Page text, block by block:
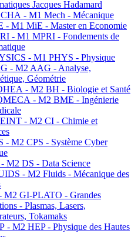
Jacques Hadamard
- M1 Mech - Mécanique
- M1 MiE - Master en Economie
- M1 MPRI - Fondements de
- M1 PHYS - Physique
- M2 AAG - Analyse,
Géométrie
- M2 BH - Biologie et Santé
- M2 BME - Ingénierie
- M2 CI - Chimie et
- M2 CPS - Système Cyber
M2 DS - Data Science
- M2 Fluids - Mécanique des
M2 GI-PLATO - Grandes
- Plasmas, Lasers,
Tokamaks
- M2 HEP - Physique des Hautes